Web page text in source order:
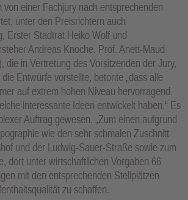
von einer Fachjury nach entsprechenden
unter den Preisrichtern auch
Erster Stadtrat Heiko Wolf und
Andreas Knoche. Prof. Anett-Maud
die in Vertretung des Vorsitzenden der Jury,
Entwürfe vorstellte, betonte „dass alle
auf extrem hohen Niveau hervorragend
interessante Ideen entwickelt haben.“ Es
Auftrag gewesen. „Zum einen aufgrund
wie den sehr schmalen Zuschnitt
und der Ludwig-Sauer-Straße sowie zum
dort unter wirtschaftlichen Vorgaben 66
mit den entsprechenden Stellplätzen
zu schaffen.